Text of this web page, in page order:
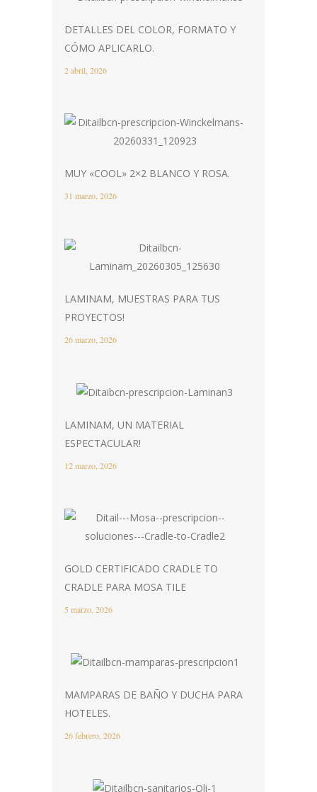
DETALLES DEL COLOR, FORMATO Y
CÓMO APLICARLO.
2 abril, 2026
MUY «COOL» 2×2 BLANCO Y ROSA.
31 marzo, 2026
LAMINAM, MUESTRAS PARA TUS
PROYECTOS!
26 marzo, 2026
LAMINAM, UN MATERIAL
ESPECTACULAR!
12 marzo, 2026
GOLD CERTIFICADO CRADLE TO
CRADLE PARA MOSA TILE
5 marzo, 2026
MAMPARAS DE BAÑO Y DUCHA PARA
HOTELES.
26 febrero, 2026